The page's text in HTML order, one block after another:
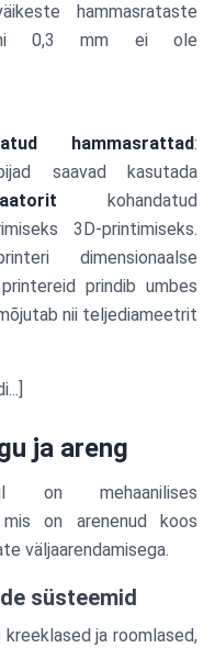
hammasrataste
0,3 mm ei ole
hammasrattad:
saavad kasutada
kohandatud
3D-printimiseks.
dimensionaalse
prindib umbes
nii teljediameetrit
ja areng
on mehaanilises
mis on arenenud koos
väljaarendamisega.
süsteemid
ja roomlased,